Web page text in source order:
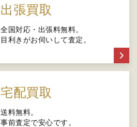
出張買取
全国対応・出張料無料。
目利きがお伺いして査定。
宅配買取
送料無料。
事前査定で安心です。